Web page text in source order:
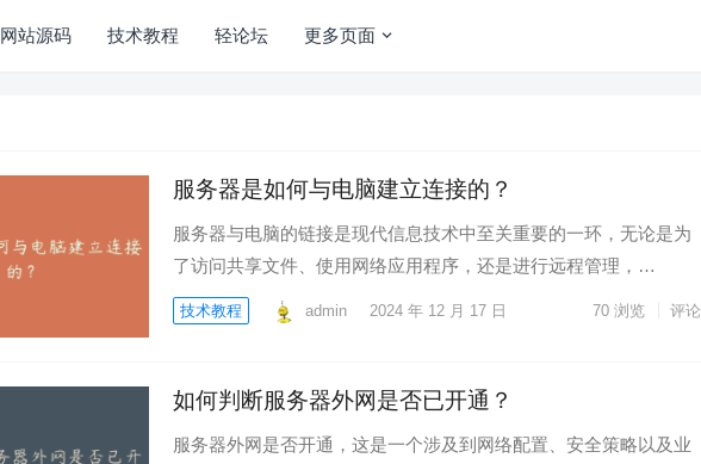
网站源码 技术教程 轻论坛 更多页面
服务器是如何与电脑建立连接的？
服务器与电脑的链接是现代信息技术中至关重要的一环，无论是为
了访问共享文件、使用网络应用程序，还是进行远程管理，…
技术教程 admin 2024 年 12 月 17 日 70 浏览 评论
如何判断服务器外网是否已开通？
服务器外网是否开通，这是一个涉及到网络配置、安全策略以及业